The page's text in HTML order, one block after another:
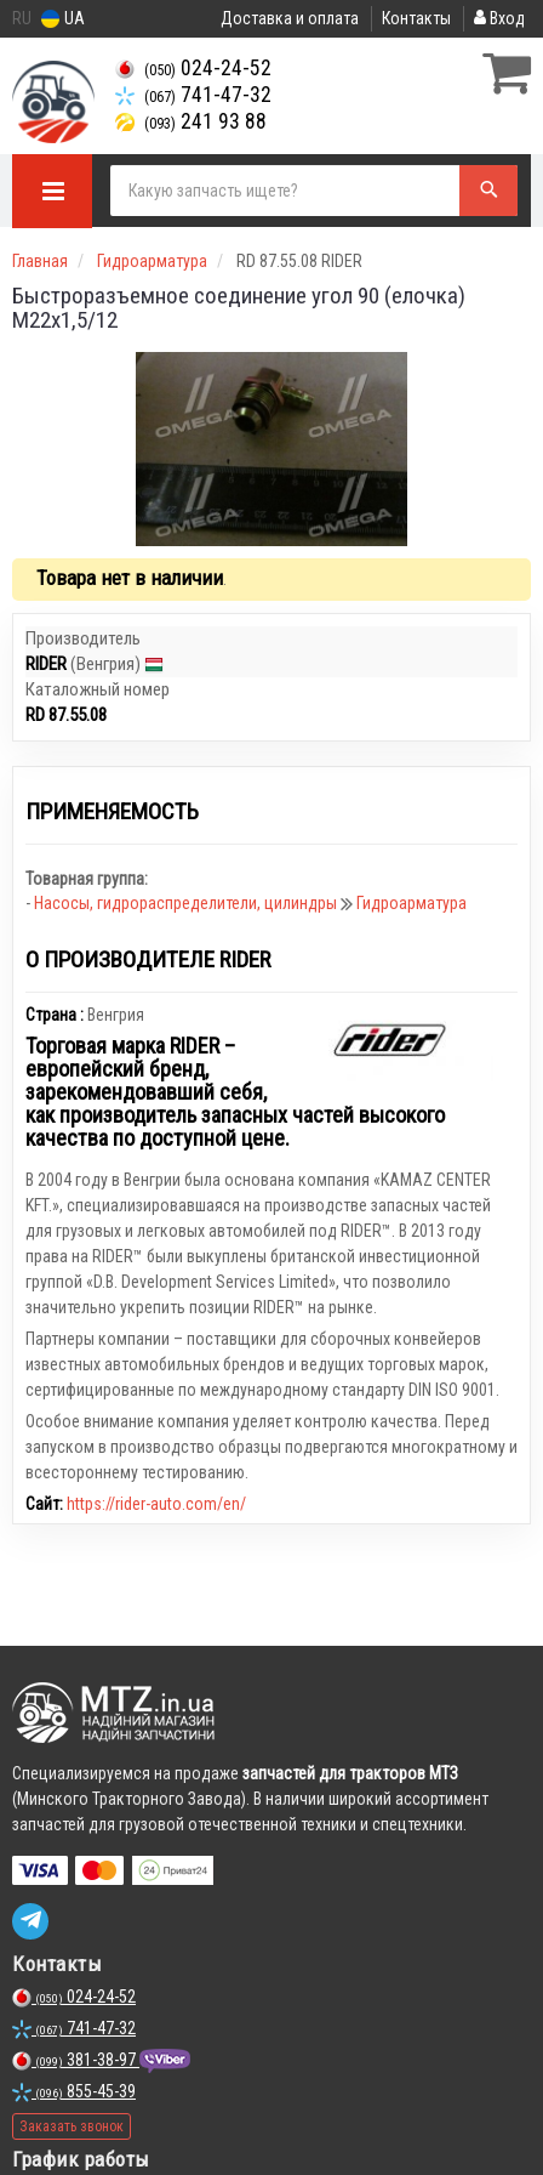
RU UA Доставка и оплата Контакты Вход
(050) 024-24-52
(067) 741-47-32
(093) 241 93 88
Главная Гидроарматура RD 87.55.08 RIDER
Быстроразъемное соединение угол 90 (елочка)
M22x1,5/12
Товара нет в наличии
Производитель
RIDER(Венгрия)
Каталожный номер
RD 87.55.08
ПРИМЕНЯЕМОСТЬ
Товарная группа:
- Насосы, гидрораспределители, цилиндры Гидроарматура
О ПРОИЗВОДИТЕЛЕ RIDER
Страна : Венгрия
Торговая марка RIDER –
европейский бренд,
зарекомендовавший себя,
как производитель запасных частей высокого
качества по доступной цене.
В 2004 году в Венгрии была основана компания «KAMAZ CENTER
KFT.», специализировавшаяся на производстве запасных частей
для грузовых и легковых автомобилей под RIDER™. В 2013 году
права на RIDER™ были выкуплены британской инвестиционной
группой «D.B. Development Services Limited», что позволило
значительно укрепить позиции RIDER™ на рынке.
Партнеры компании – поставщики для сборочных конвейеров
известных автомобильных брендов и ведущих торговых марок,
сертифицированные по международному стандарту DIN ISO 9001.
Особое внимание компания уделяет контролю качества. Перед
запуском в производство образцы подвергаются многократному и
всестороннему тестированию.
Сайт: https://rider-auto.com/en/
Cпециализируемся на продаже запчастей для тракторов МТЗ
(Минского Тракторного Завода). В наличии широкий ассортимент
запчастей для грузовой отечественной техники и спецтехники.
Контакты
(050) 024-24-52
(067) 741-47-32
(099) 381-38-97
(096) 855-45-39
Заказать звонок
График работы